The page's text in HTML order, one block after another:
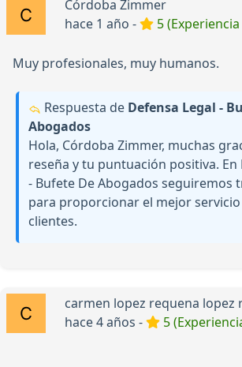
Córdoba Zimmer
hace 1 año -
5
Muy profesionales, muy humanos.
Respuesta de Defensa Legal -
Abogados
Hola, Córdoba Zimmer, muchas
reseña y tu puntuación positiva. En
- Bufete De Abogados seguiremos
para proporcionar el mejor
clientes.
carmen lopez requena lopez
hace 4 años -
5